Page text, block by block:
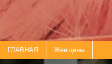
ГЛАВНАЯ Женщины